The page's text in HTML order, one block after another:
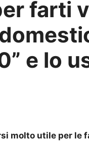
farti
e lo
molto utile per le